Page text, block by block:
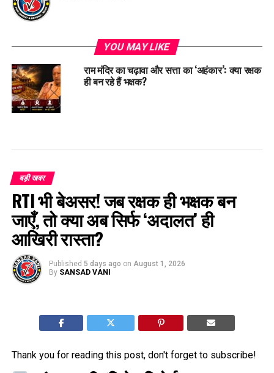
YOU MAY LIKE
राम मंदिर का चढ़ावा और सत्ता का ‘अहंकार’: क्या रक्षक
ही बन रहे हैं भक्षक?
बड़ी खबर
RTI भी बेअसर! जब रक्षक ही भक्षक बन
जाएँ, तो क्या अब सिर्फ ‘अदालत’ ही
आखिरी रास्ता?
Published 5 days ago on August 1, 2026
By SANSAD VANI
Thank you for reading this post, don't forget to subscribe!